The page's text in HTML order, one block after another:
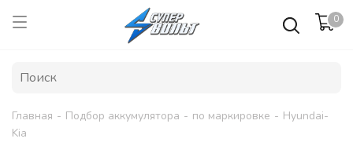
0
Главная - Подбор аккумулятора - по маркировке - Hyundai-
Kia